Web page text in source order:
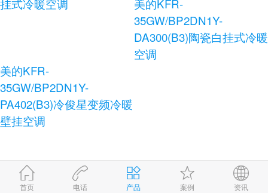
首页 电话 产品 案例 资讯
挂式冷暖空调
美的KFR-
35GW/BP2DN1Y-
DA300(B3)陶瓷白挂式冷暖
空调
美的KFR-
35GW/BP2DN1Y-
PA402(B3)冷俊星变频冷暖
壁挂空调